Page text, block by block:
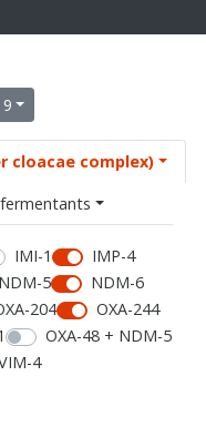
cloacae complex)
IMI-1
IMP-4
NDM-5
NDM-6
204
OXA-244
OXA-48 + NDM-5
4